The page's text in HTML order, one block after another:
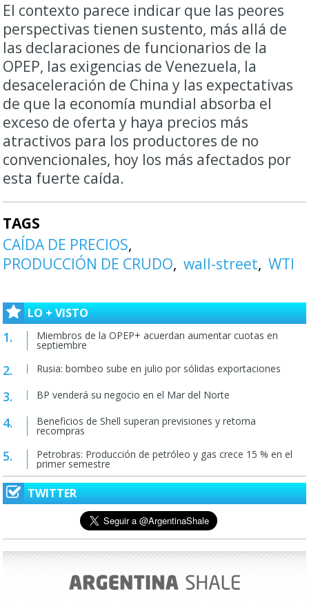
El contexto parece indicar que las peores
perspectivas tienen sustento, más allá de
las declaraciones de funcionarios de la
OPEP, las exigencias de Venezuela, la
desaceleración de China y las expectativas
de que la economía mundial absorba el
exceso de oferta y haya precios más
atractivos para los productores de no
convencionales, hoy los más afectados por
esta fuerte caída.
TAGS
CAÍDA DE PRECIOS
PRODUCCIÓN DE CRUDO wall-street WTI
LO + VISTO
Miembros de la OPEP+ acuerdan aumentar cuotas en
septiembre
Rusia: bombeo sube en julio por sólidas exportaciones
BP venderá su negocio en el Mar del Norte
Beneficios de Shell superan previsiones y retoma
recompras
Petrobras: Producción de petróleo y gas crece 15 % en el
primer semestre
TWITTER